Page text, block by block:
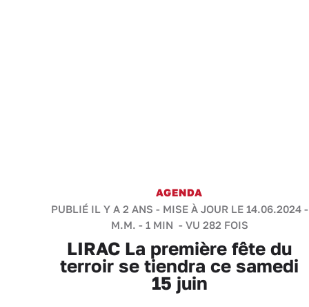
AGENDA
PUBLIÉ IL Y A 2 ANS - MISE À JOUR LE 14.06.2024 -
M.M. - 1 MIN - VU 282 FOIS
LIRAC La première fête du
terroir se tiendra ce samedi
15 juin